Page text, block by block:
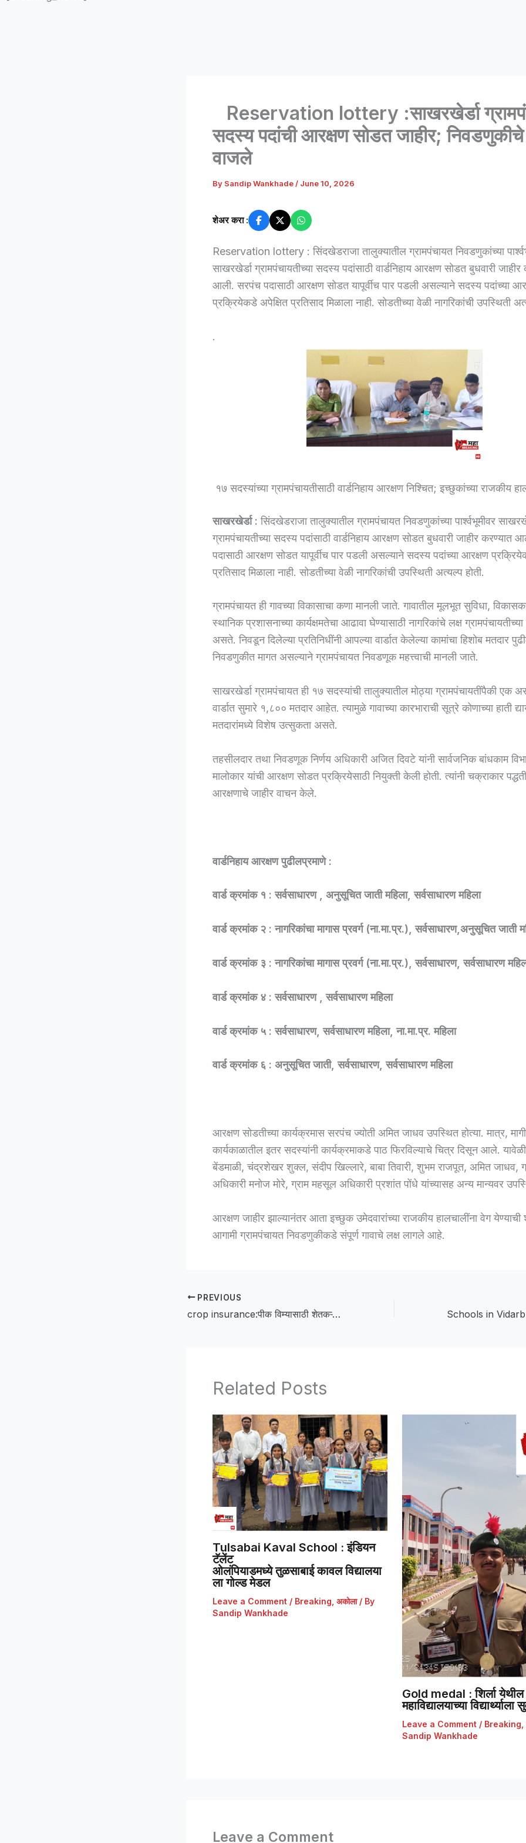
Reservation lottery :साखरखेर्डा
सदस्य पदांची आरक्षण सोडत जाहीर;
वाजले
By Sandip Wankhade / June 10, 2026
शेअर करा :
Reservation lottery : सिंदखेडराजा तालुक्यातील ग्रामपंचायत निवडणुकांच्या
साखरखेर्डा ग्रामपंचायतीच्या सदस्य पदांसाठी वार्डनिहाय आरक्षण सोडत बुधवारी जाहीर
आली. सरपंच पदासाठी आरक्षण सोडत यापूर्वीच पार पडली असल्याने सदस्य पदांच्या
प्रक्रियेकडे अपेक्षित प्रतिसाद मिळाला नाही. सोडतीच्या वेळी नागरिकांची उपस्थिती
.
१७ सदस्यांच्या ग्रामपंचायतीसाठी वार्डनिहाय आरक्षण निश्चित; इच्छुकांच्या राजकीय
साखरखेर्डा : सिंदखेडराजा तालुक्यातील ग्रामपंचायत निवडणुकांच्या पार्श्वभूमीवर
ग्रामपंचायतीच्या सदस्य पदांसाठी वार्डनिहाय आरक्षण सोडत बुधवारी जाहीर करण्यात
पदासाठी आरक्षण सोडत यापूर्वीच पार पडली असल्याने सदस्य पदांच्या आरक्षण
प्रतिसाद मिळाला नाही. सोडतीच्या वेळी नागरिकांची उपस्थिती अत्यल्प होती.
ग्रामपंचायत ही गावच्या विकासाचा कणा मानली जाते. गावातील मूलभूत सुविधा,
स्थानिक प्रशासनाच्या कार्यक्षमतेचा आढावा घेण्यासाठी नागरिकांचे लक्ष ग्रामपंचायतीच्या
असते. निवडून दिलेल्या प्रतिनिधींनी आपल्या वार्डात केलेल्या कामांचा हिशोब मतदार
निवडणुकीत मागत असल्याने ग्रामपंचायत निवडणूक महत्त्वाची मानली जाते.
साखरखेर्डा ग्रामपंचायत ही १७ सदस्यांची तालुक्यातील मोठ्या ग्रामपंचायतींपैकी एक
वार्डात सुमारे १,८०० मतदार आहेत. त्यामुळे गावाच्या कारभाराची सूत्रे कोणाच्या हाती
मतदारांमध्ये विशेष उत्सुकता असते.
तहसीलदार तथा निवडणूक निर्णय अधिकारी अजित दिवटे यांनी सार्वजनिक बांधकाम
मालोकार यांची आरक्षण सोडत प्रक्रियेसाठी नियुक्ती केली होती. त्यांनी चक्राकार
आरक्षणाचे जाहीर वाचन केले.
वार्डनिहाय आरक्षण पुढीलप्रमाणे :
वार्ड क्रमांक १ : सर्वसाधारण , अनुसूचित जाती महिला, सर्वसाधारण महिला
वार्ड क्रमांक २ : नागरिकांचा मागास प्रवर्ग (ना.मा.प्र.), सर्वसाधारण,अनुसूचित जाती
वार्ड क्रमांक ३ : नागरिकांचा मागास प्रवर्ग (ना.मा.प्र.), सर्वसाधारण, सर्वसाधारण
वार्ड क्रमांक ४ : सर्वसाधारण , सर्वसाधारण महिला
वार्ड क्रमांक ५ : सर्वसाधारण, सर्वसाधारण महिला, ना.मा.प्र. महिला
वार्ड क्रमांक ६ : अनुसूचित जाती, सर्वसाधारण, सर्वसाधारण महिला
आरक्षण सोडतीच्या कार्यक्रमास सरपंच ज्योती अमित जाधव उपस्थित होत्या. मात्र,
कार्यकाळातील इतर सदस्यांनी कार्यक्रमाकडे पाठ फिरविल्याचे चित्र दिसून आले.
बेंडमाळी, चंद्रशेखर शुक्ल, संदीप खिल्लारे, बाबा तिवारी, शुभम राजपूत, अमित जाधव,
अधिकारी मनोज मोरे, ग्राम महसूल अधिकारी प्रशांत पोंधे यांच्यासह अन्य मान्यवर
आरक्षण जाहीर झाल्यानंतर आता इच्छुक उमेदवारांच्या राजकीय हालचालींना वेग
आगामी ग्रामपंचायत निवडणुकीकडे संपूर्ण गावाचे लक्ष लागले आहे.
PREVIOUS
crop insurance:पीक विम्यासाठी शेतकऱ्यांचा एल्गार; १५ जूनला सिंदखेडराजात भव्य मोर्चा
Related Posts
Tulsabai Kaval School : इंडियन
टॅलेंट
ओलंपियाडमध्ये तुळसाबाई कावल विद्यालया
ला गोल्ड मेडल
Leave a Comment / Breaking अकोला/ By
Sandip Wankhade
Gold medal : शिर्ला येथील
महाविद्यालयाच्या
Leave a Comment / Breaking
Sandip Wankhade
Leave a Comment